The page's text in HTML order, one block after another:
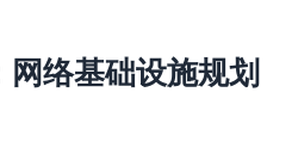
络基础设施规划